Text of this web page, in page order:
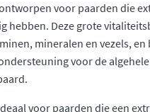
voor paarden die
hebben. Deze grote
mineralen en vezels, en
voor de
voor paarden die een